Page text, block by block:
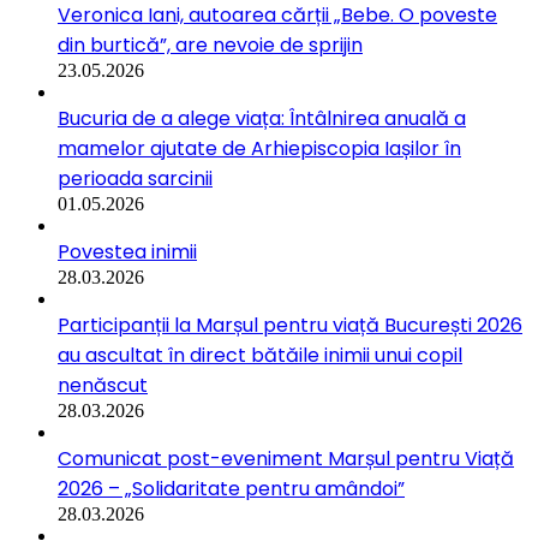
Veronica Iani, autoarea cărții „Bebe. O poveste
din burtică”, are nevoie de sprijin
23.05.2026
Bucuria de a alege viața: Întâlnirea anuală a
mamelor ajutate de Arhiepiscopia Iașilor în
perioada sarcinii
01.05.2026
Povestea inimii
28.03.2026
Participanții la Marșul pentru viață București 2026
au ascultat în direct bătăile inimii unui copil
nenăscut
28.03.2026
Comunicat post-eveniment Marșul pentru Viață
2026 – „Solidaritate pentru amândoi”
28.03.2026